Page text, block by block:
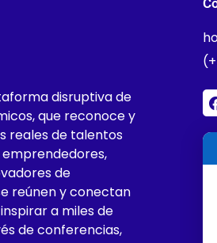
disruptiva de
que reconoce y
reales de talentos
emprendedores,
de
reúnen y conectan
a miles de
de conferencias,